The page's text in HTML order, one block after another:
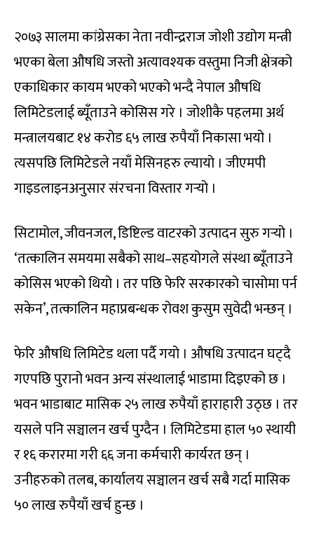
२०७३ सालमा कांग्रेसका नेता नवीन्द्रराज जोशी उद्योग मन्त्री
भएका बेला औषधि जस्तो अत्यावश्यक वस्तुमा निजी क्षेत्रको
एकाधिकार कायम भएको भएको भन्दै नेपाल औषधि
लिमिटेडलाई ब्यूँताउने कोसिस गरे । जोशीकै पहलमा अर्थ
मन्त्रालयबाट १४ करोड ६५ लाख रुपैयाँ निकासा भयो ।
त्यसपछि लिमिटेडले नयाँ मेसिनहरु ल्यायो । जीएमपी
गाइडलाइनअनुसार संरचना विस्तार गर्‍यो ।
सिटामोल, जीवनजल, डिष्टिल्ड वाटरको उत्पादन सुरु गर्‍यो ।
‘तत्कालिन समयमा सबैको साथ–सहयोगले संस्था ब्यूँताउने
कोसिस भएको थियो । तर पछि फेरि सरकारको चासोमा पर्न
सकेन’, तत्कालिन महाप्रबन्धक रोवश कुसुम सुवेदी भन्छन् ।
फेरि औषधि लिमिटेड थला पर्दै गयो । औषधि उत्पादन घट्दै
गएपछि पुरानो भवन अन्य संस्थालाई भाडामा दिइएको छ ।
भवन भाडाबाट मासिक २५ लाख रुपैयाँ हाराहारी उठ्छ । तर
यसले पनि सञ्चालन खर्च पुग्दैन । लिमिटेडमा हाल ५० स्थायी
र १६ करारमा गरी ६६ जना कर्मचारी कार्यरत छन् ।
उनीहरुको तलब, कार्यालय सञ्चालन खर्च सबै गर्दा मासिक
५० लाख रुपैयाँ खर्च हुन्छ ।